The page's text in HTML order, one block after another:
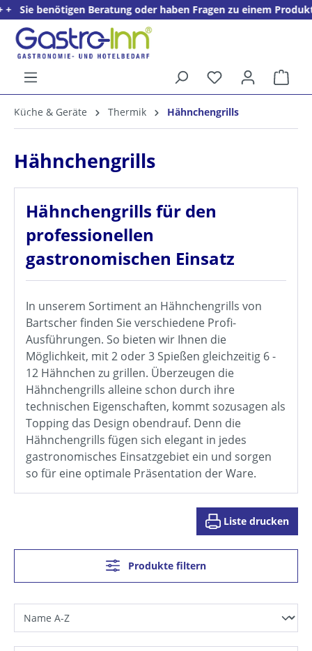
springen
benötigen Beratung oder haben Fragen zu einem Produkt?
Willkommens­rabatt**
Küche & Geräte Thermik Hähnchengrills
Hähnchengrills
Hähnchengrills für den
professionellen
gastronomischen Einsatz
In unserem Sortiment an Hähnchengrills von
Bartscher finden Sie verschiedene Profi-
Ausführungen. So bieten wir Ihnen die
Möglichkeit, mit 2 oder 3 Spießen gleichzeitig 6 -
12 Hähnchen zu grillen. Überzeugen die
Hähnchengrills alleine schon durch ihre
technischen Eigenschaften, kommt sozusagen als
Topping das Design obendrauf. Denn die
Hähnchengrills fügen sich elegant in jedes
gastronomisches Einsatzgebiet ein und sorgen
so für eine optimale Präsentation der Ware.
Liste drucken
Produkte filtern